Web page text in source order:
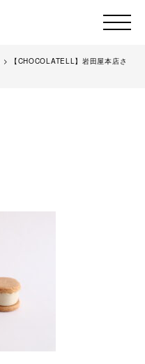
>
【CHOCOLATELL】岩田屋本店さ